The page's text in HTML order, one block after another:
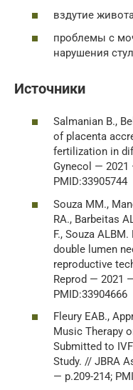
вздутие
проблемы с
нарушения
Источники
Salmanian B.,
of placenta
fertilization in
Gynecol —
PMID:33905744
Souza MM.,
RA., Barbeitas
F., Souza
double lumen
reproductive
Reprod — 2021
PMID:33904666
Fleury EAB.,
Music Therapy
Submitted to
Study. // JBRA
— p.209-214;